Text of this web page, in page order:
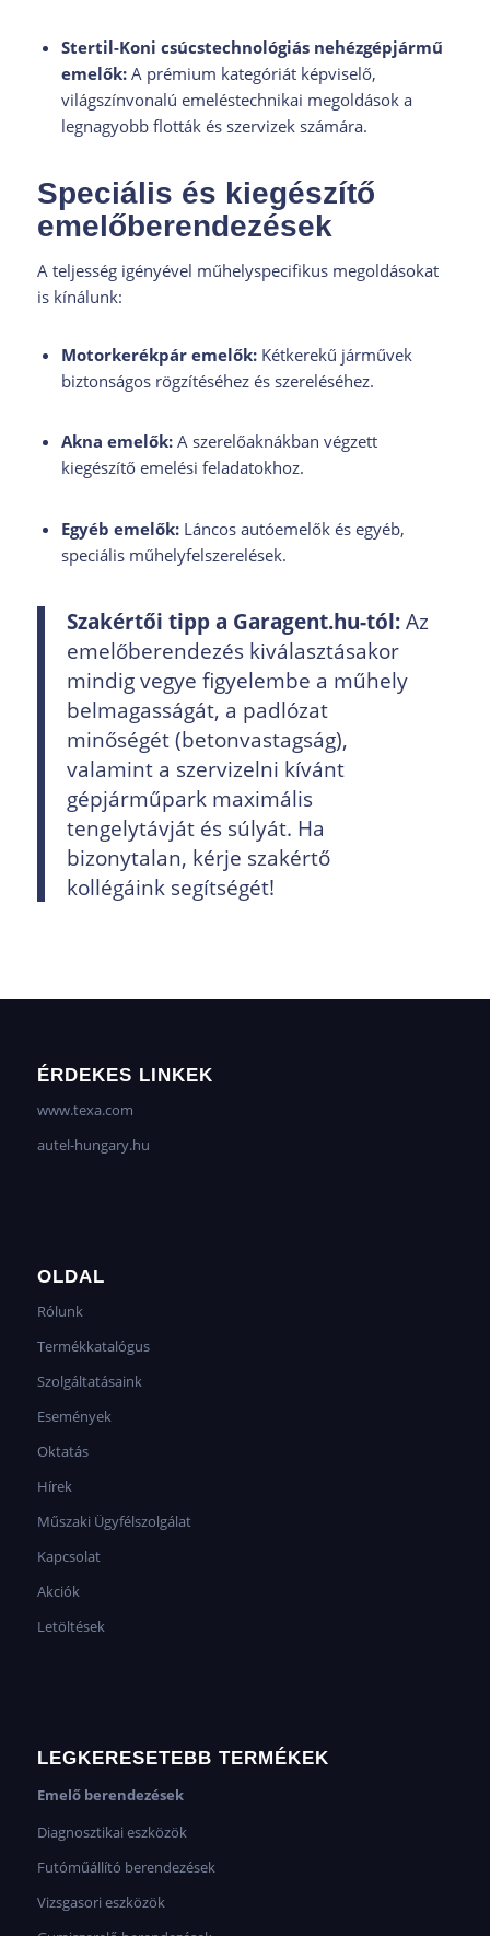
Stertil-Koni csúcstechnológiás nehézgépjármű
emelők:A prémium kategóriát képviselő,
világszínvonalú emeléstechnikai megoldások a
legnagyobb flották és szervizek számára.
Speciális és kiegészítő
emelőberendezések
A teljesség igényével műhelyspecifikus megoldásokat
is kínálunk:
Motorkerékpár emelők:Kétkerekű járművek
biztonságos rögzítéséhez és szereléséhez.
Akna emelők:A szerelőaknákban végzett
kiegészítő emelési feladatokhoz.
Egyéb emelők:Láncos autóemelők és egyéb,
speciális műhelyfelszerelések.
Szakértői tipp a Garagent.hu-tól:Az
emelőberendezés kiválasztásakor
mindig vegye figyelembe a műhely
belmagasságát, a padlózat
minőségét (betonvastagság),
valamint a szervizelni kívánt
gépjárműpark maximális
tengelytávját és súlyát. Ha
bizonytalan, kérje szakértő
kollégáink segítségét!
ÉRDEKES LINKEK
www.texa.com
autel-hungary.hu
OLDAL
Rólunk
Termékkatalógus
Szolgáltatásaink
Események
Oktatás
Hírek
Műszaki Ügyfélszolgálat
Kapcsolat
Akciók
Letöltések
LEGKERESETEBB TERMÉKEK
Emelő berendezések
Diagnosztikai eszközök
Futóműállító berendezések
Vizsgasori eszközök